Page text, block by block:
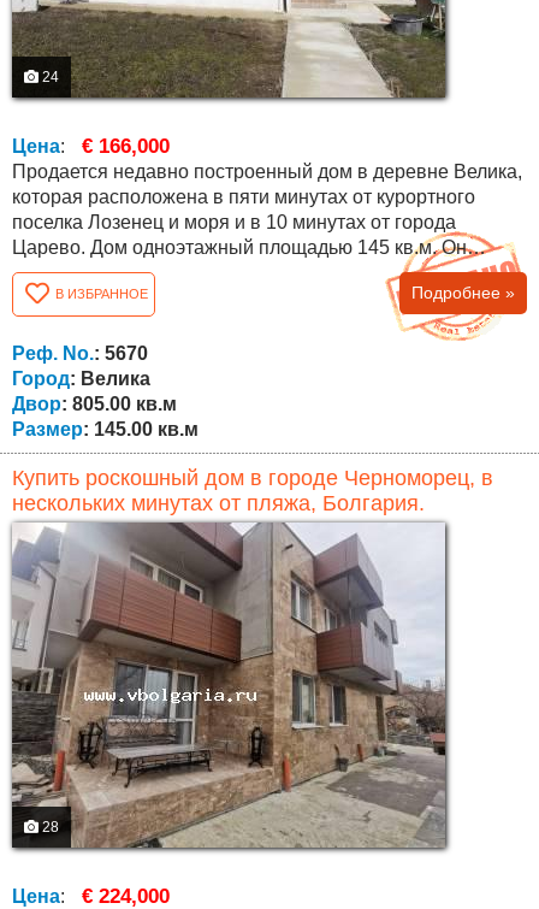
24
Цена: € 166,000
Продается недавно построенный дом в деревне Велика,
которая расположена в пяти минутах от курортного
поселка Лозенец и моря и в 10 минутах от города
Царево. Дом одноэтажный площадью 145 кв.м. Он
состоит из трех спален, трех ванных комнат, мокрого
помещения, большой гостиной с кухней и верандой. Во
дворе дома имеется два парковочных места, с выходом
на асфальтированную улицу и продается на стадии "под
ключ". Двор имеет площадь 805 м 2 ....
В ИЗБРАННОЕ Подробнее »
Реф. No.: 5670
Город: Велика
Двор: 805.00 кв.м
Размер: 145.00 кв.м
Купить роскошный дом в городе Черноморец, в
нескольких минутах от пляжа, Болгария.
28
Цена: € 224,000